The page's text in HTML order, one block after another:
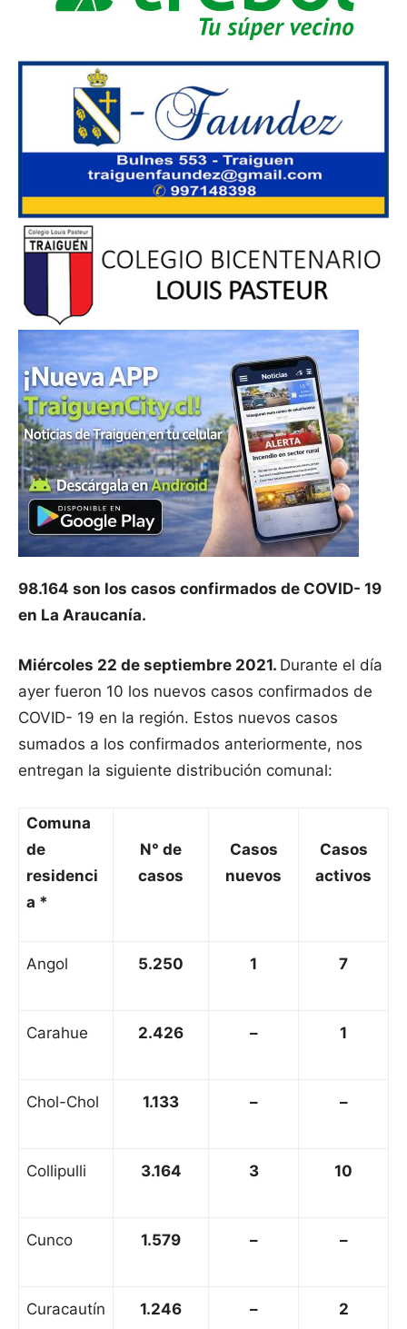
98.164 son los casos confirmados de COVID- 19
en La Araucanía.
Miércoles 22 de septiembre 2021. Durante el día
ayer fueron 10 los nuevos casos confirmados de
COVID- 19 en la región. Estos nuevos casos
sumados a los confirmados anteriormente, nos
entregan la siguiente distribución comunal:
Comuna
de
residenci
a *
N° de
casos
Casos
nuevos
Casos
activos
Angol 5.250 1 7
Carahue 2.426 – 1
Chol-Chol 1.133 – –
Collipulli 3.164 3 10
Cunco 1.579 – –
Curacautín 1.246 – 2